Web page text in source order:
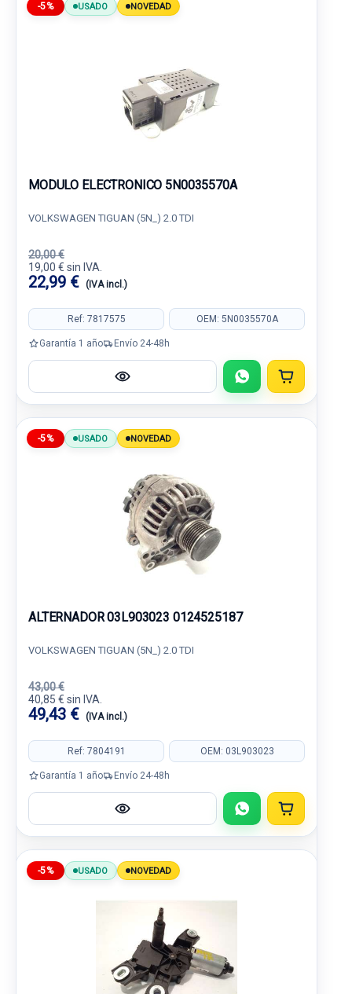
-5% USADO NOVEDAD
MODULO ELECTRONICO 5N0035570A
VOLKSWAGEN TIGUAN (5N_) 2.0 TDI
20,00 €
19,00 € sin IVA.
22,99 € (IVA incl.)
Ref: 7817575 OEM: 5N0035570A
Garantía 1 año Envío 24-48h
-5% USADO NOVEDAD
ALTERNADOR 03L903023 0124525187
VOLKSWAGEN TIGUAN (5N_) 2.0 TDI
43,00 €
40,85 € sin IVA.
49,43 € (IVA incl.)
Ref: 7804191 OEM: 03L903023
Garantía 1 año Envío 24-48h
-5% USADO NOVEDAD